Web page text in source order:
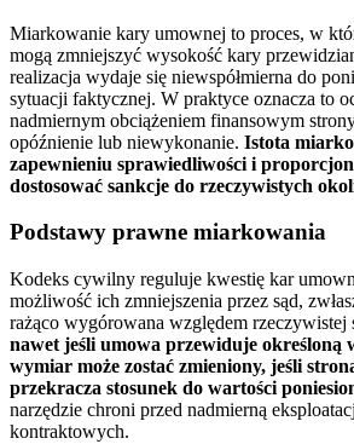
Miarkowanie kary umownej to proces, w
mogą zmniejszyć wysokość kary
realizacja wydaje się niewspółmierna do
sytuacji faktycznej. W praktyce oznacza to
nadmiernym obciążeniem finansowym
opóźnienie lub niewykonanie. Istota
zapewnieniu sprawiedliwości i
dostosować sankcje do rzeczywistych
Podstawy prawne miarkowania
Kodeks cywilny reguluje kwestię kar
możliwość ich zmniejszenia przez sąd,
rażąco wygórowana względem rzeczywistej
nawet jeśli umowa przewiduje określoną
wymiar może zostać zmieniony, jeśli
przekracza stosunek do wartości
narzędzie chroni przed nadmierną
kontraktowych.